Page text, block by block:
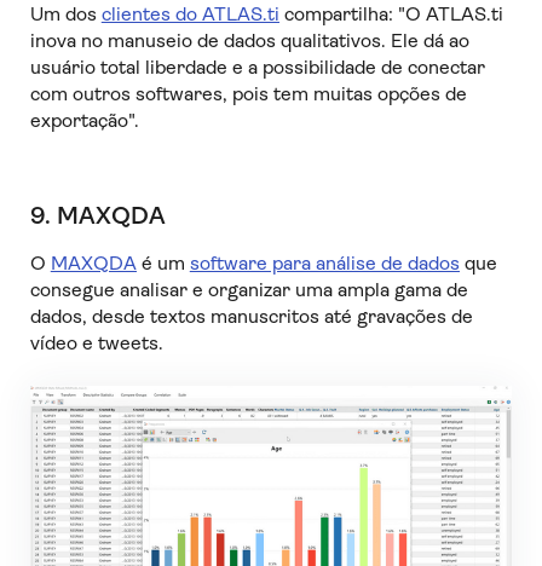
Um dos clientes do ATLAS.ti compartilha: "O ATLAS.ti
inova no manuseio de dados qualitativos. Ele dá ao
usuário total liberdade e a possibilidade de conectar
com outros softwares, pois tem muitas opções de
exportação".
9. MAXQDA
O MAXQDAé um software para análise de dados que
consegue analisar e organizar uma ampla gama de
dados, desde textos manuscritos até gravações de
vídeo e tweets.